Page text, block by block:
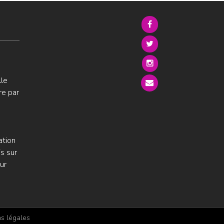
par
sur
légales